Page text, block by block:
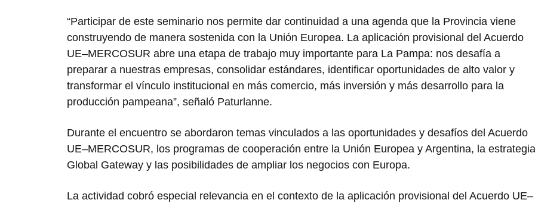
“Participar de este seminario nos permite dar continuidad a una agenda que la Provincia viene
construyendo de manera sostenida con la Unión Europea. La aplicación provisional del Acuerdo
UE–MERCOSUR abre una etapa de trabajo muy importante para La Pampa: nos desafía a
preparar a nuestras empresas, consolidar estándares, identificar oportunidades de alto valor y
transformar el vínculo institucional en más comercio, más inversión y más desarrollo para la
producción pampeana”, señaló Paturlanne.
Durante el encuentro se abordaron temas vinculados a las oportunidades y desafíos del Acuerdo
UE–MERCOSUR, los programas de cooperación entre la Unión Europea y Argentina, la estrategia
Global Gateway y las posibilidades de ampliar los negocios con Europa.
La actividad cobró especial relevancia en el contexto de la aplicación provisional del Acuerdo UE–